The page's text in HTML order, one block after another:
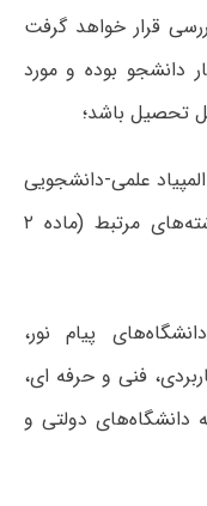
قرار خواهد گرفت
دانشجو بوده و مورد
تحصیل باشد؛
علمی-دانشجویی
کشور برای ورود به همان رشته یا رشته‌های مرتبط (ماده ۲
پیام نور،
فنی و حرفه ای،
دانشگاه‌های دولتی و